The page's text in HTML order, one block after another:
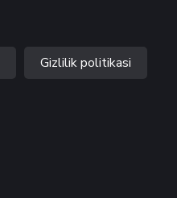
Gizlilik politikasi